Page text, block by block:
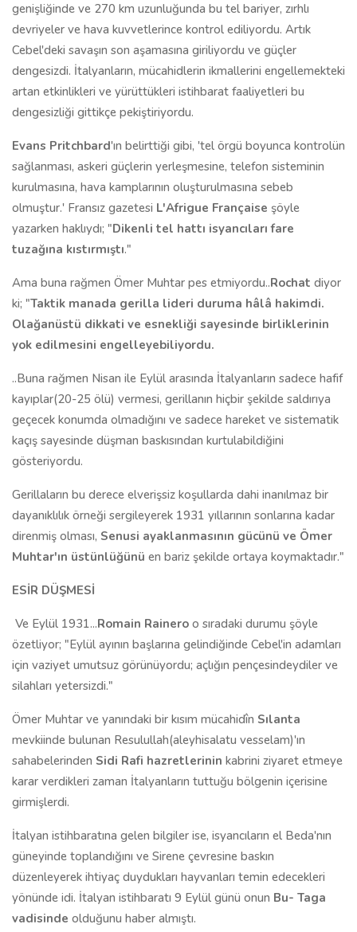
genişliğinde ve 270 km uzunluğunda bu tel bariyer, zırhlı
devriyeler ve hava kuvvetlerince kontrol ediliyordu. Artık
Cebel'deki savaşın son aşamasına giriliyordu ve güçler
dengesizdi. İtalyanların, mücahidlerin ikmallerini engellemekteki
artan etkinlikleri ve yürüttükleri istihbarat faaliyetleri bu
dengesizliği gittikçe pekiştiriyordu.
Evans Pritchbard'ın belirttiği gibi, 'tel örgü boyunca kontrolün
sağlanması, askeri güçlerin yerleşmesine, telefon sisteminin
kurulmasına, hava kamplarının oluşturulmasına sebeb
olmuştur.' Fransız gazetesi L'Afrigue Française şöyle
yazarken haklıydı; "Dikenli tel hattı isyancıları fare
tuzağına kıstırmıştı."
Ama buna rağmen Ömer Muhtar pes etmiyordu..Rochat diyor
ki; "Taktik manada gerilla lideri duruma hâlâ hakimdi.
Olağanüstü dikkati ve esnekliği sayesinde birliklerinin
yok edilmesini engelleyebiliyordu.
..Buna rağmen Nisan ile Eylül arasında İtalyanların sadece hafif
kayıplar(20-25 ölü) vermesi, gerillanın hiçbir şekilde saldırıya
geçecek konumda olmadığını ve sadece hareket ve sistematik
kaçış sayesinde düşman baskısından kurtulabildiğini
gösteriyordu.
Gerillaların bu derece elverişsiz koşullarda dahi inanılmaz bir
dayanıklılık örneği sergileyerek 1931 yıllarının sonlarına kadar
direnmiş olması, Senusi ayaklanmasının gücünü ve Ömer
Muhtar'ın üstünlüğünü en bariz şekilde ortaya koymaktadır."
ESİR DÜŞMESİ
Ve Eylül 1931...Romain Rainero o sıradaki durumu şöyle
özetliyor; "Eylül ayının başlarına gelindiğinde Cebel'in adamları
için vaziyet umutsuz görünüyordu; açlığın pençesindeydiler ve
silahları yetersizdi."
Ömer Muhtar ve yanındaki bir kısım mücahidîn Sılanta
mevkiinde bulunan Resulullah(aleyhisalatu vesselam)'ın
sahabelerinden Sidi Rafi hazretlerinin kabrini ziyaret etmeye
karar verdikleri zaman İtalyanların tuttuğu bölgenin içerisine
girmişlerdi.
İtalyan istihbaratına gelen bilgiler ise, isyancıların el Beda'nın
güneyinde toplandığını ve Sirene çevresine baskın
düzenleyerek ihtiyaç duydukları hayvanları temin edecekleri
yönünde idi. İtalyan istihbaratı 9 Eylül günü onun Bu- Taga
vadisinde olduğunu haber almıştı.